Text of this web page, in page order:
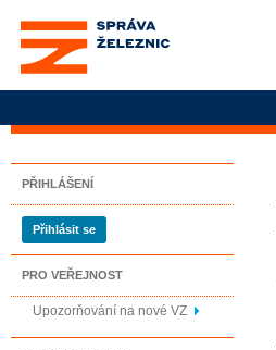
Správa železnic, státní
organizace
PŘIHLÁŠENÍ
Přihlásit se
PRO VEŘEJNOST
Upozorňování na nové VZ